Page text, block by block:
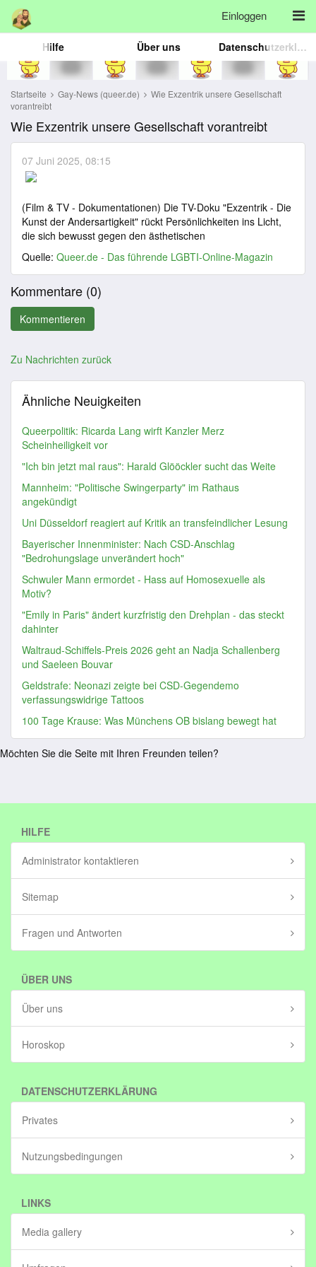
Einloggen
Hilfe Über uns Datenschutzerklärung
Startseite Gay-News (queer.de)
Wie Exzentrik unsere Gesellschaft
vorantreibt
Wie Exzentrik unsere Gesellschaft vorantreibt
07 Juni 2025, 08:15
(Film & TV - Dokumentationen) Die TV-Doku "Exzentrik - Die
Kunst der Andersartigkeit" rückt Persönlichkeiten ins Licht,
die sich bewusst gegen den ästhetischen
Quelle: Queer.de - Das führende LGBTI-Online-Magazin
Kommentare (0)
Zu Nachrichten zurück
Ähnliche Neuigkeiten
Queerpolitik: Ricarda Lang wirft Kanzler Merz
Scheinheiligkeit vor
"Ich bin jetzt mal raus": Harald Glööckler sucht das Weite
Mannheim: "Politische Swingerparty" im Rathaus
angekündigt
Uni Düsseldorf reagiert auf Kritik an transfeindlicher Lesung
Bayerischer Innenminister: Nach CSD-Anschlag
"Bedrohungslage unverändert hoch"
Schwuler Mann ermordet - Hass auf Homosexuelle als
Motiv?
"Emily in Paris" ändert kurzfristig den Drehplan - das steckt
dahinter
Waltraud-Schiffels-Preis 2026 geht an Nadja Schallenberg
und Saeleen Bouvar
Geldstrafe: Neonazi zeigte bei CSD-Gegendemo
verfassungswidrige Tattoos
100 Tage Krause: Was Münchens OB bislang bewegt hat
Möchten Sie die Seite mit Ihren Freunden teilen?
HILFE
Administrator kontaktieren
Sitemap
Fragen und Antworten
ÜBER UNS
Über uns
Horoskop
DATENSCHUTZERKLÄRUNG
Privates
Nutzungsbedingungen
LINKS
Media gallery